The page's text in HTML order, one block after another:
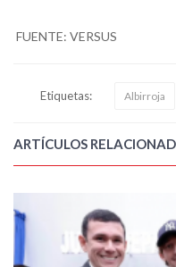
FUENTE: VERSUS
Etiquetas: Albirroja
ARTÍCULOS